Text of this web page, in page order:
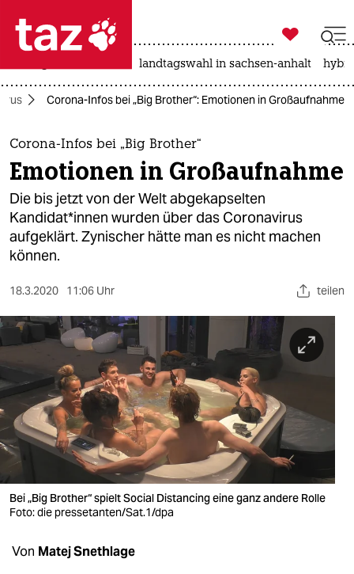
 taz zahl ich
taz zahl ich
themen
politik
öko
gesellschaft
kultur
sport
nord
wahrheit
verlag
verlag
shop

taz zahl ich
landtagswahl in sachsen-anhalt
Corona-Infos bei „Big Brother“: Emotionen in Großaufnahme
Corona-Infos bei „Big Brother“
Emotionen in Großaufnahme
Die bis jetzt von der Welt abgekapselten
Kandidat*innen wurden über das Coronavirus
aufgeklärt. Zynischer hätte man es nicht machen
können.
18.3.2020 11:06 Uhr teilen
Bei „Big Brother“ spielt Social Distancing eine ganz andere Rolle
Foto: die pressetanten/Sat.1/dpa
Von Matej Snethlage